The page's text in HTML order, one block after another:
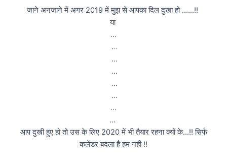
जाने अनजाने में अगर 2019 में मुझ से आपका दिल दुखा हो ……!!
या
…
…
…
…
…
…
…
…
आप दुखी हुए हो तो उस के लिए 2020 में भी तैयार रहना क्यों के…!! सिर्फ
कलेंडर बदला है हम नही !!